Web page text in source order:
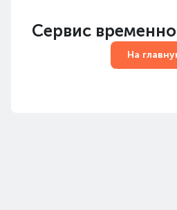
Сервис
На